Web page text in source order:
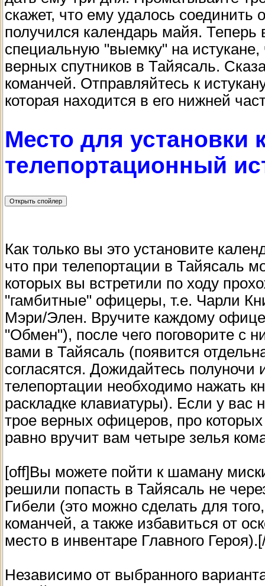
скажет, что ему удалось соединить
получился календарь майя. Теперь
специальную "выемку" на
верных спутников в Тайясаль.
команчей. Отправляйтесь к
которая находится в его нижней
Место для установки
телепортационный
Как только вы это установите
что при телепортации в Тайясаль
которых вы встретили по ходу
"гамбитные" офицеры, т.е. Чарли
Мэри/Элен. Вручите каждому
"Обмен"), после чего поговорите с
вами в Тайясаль (появится
согласятся. Дожидайтесь
телепортации необходимо нажать
раскладке клавиатуры). Если у вас
трое верных офицеров, про
равно вручит вам четыре зелья
[off]Вы можете пойти к шаману
решили попасть в Тайясаль не
Гибели (это можно сделать для
команчей, а также избавиться от
место в инвентаре Главного
Независимо от выбранного